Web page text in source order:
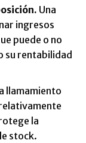
Una
ingresos
puede o no
su rentabilidad
llamamiento
la
stock.